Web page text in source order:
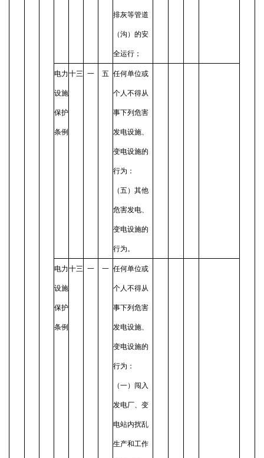
排灰等管道
（沟）的安
全运行；
电力
设施
保护
条例
十三 一 五 任何单位或
个人不得从
事下列危害
发电设施、
变电设施的
行为：
（五）其他
危害发电、
变电设施的
行为。
电力
设施
保护
条例
十三 一 一 任何单位或
个人不得从
事下列危害
发电设施、
变电设施的
行为：
（一）闯入
发电厂、变
电站内扰乱
生产和工作